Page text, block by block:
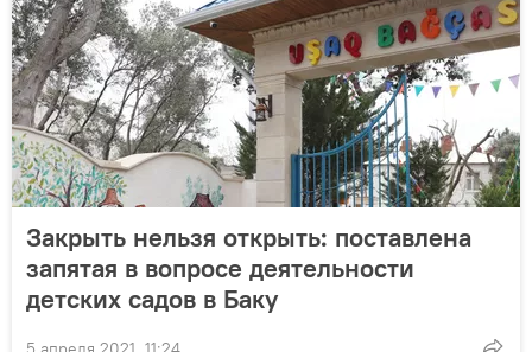
Закрыть нельзя открыть: поставлена
запятая в вопросе деятельности
детских садов в Баку